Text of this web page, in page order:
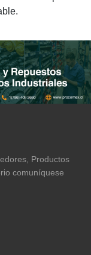
Productos
comuníquese